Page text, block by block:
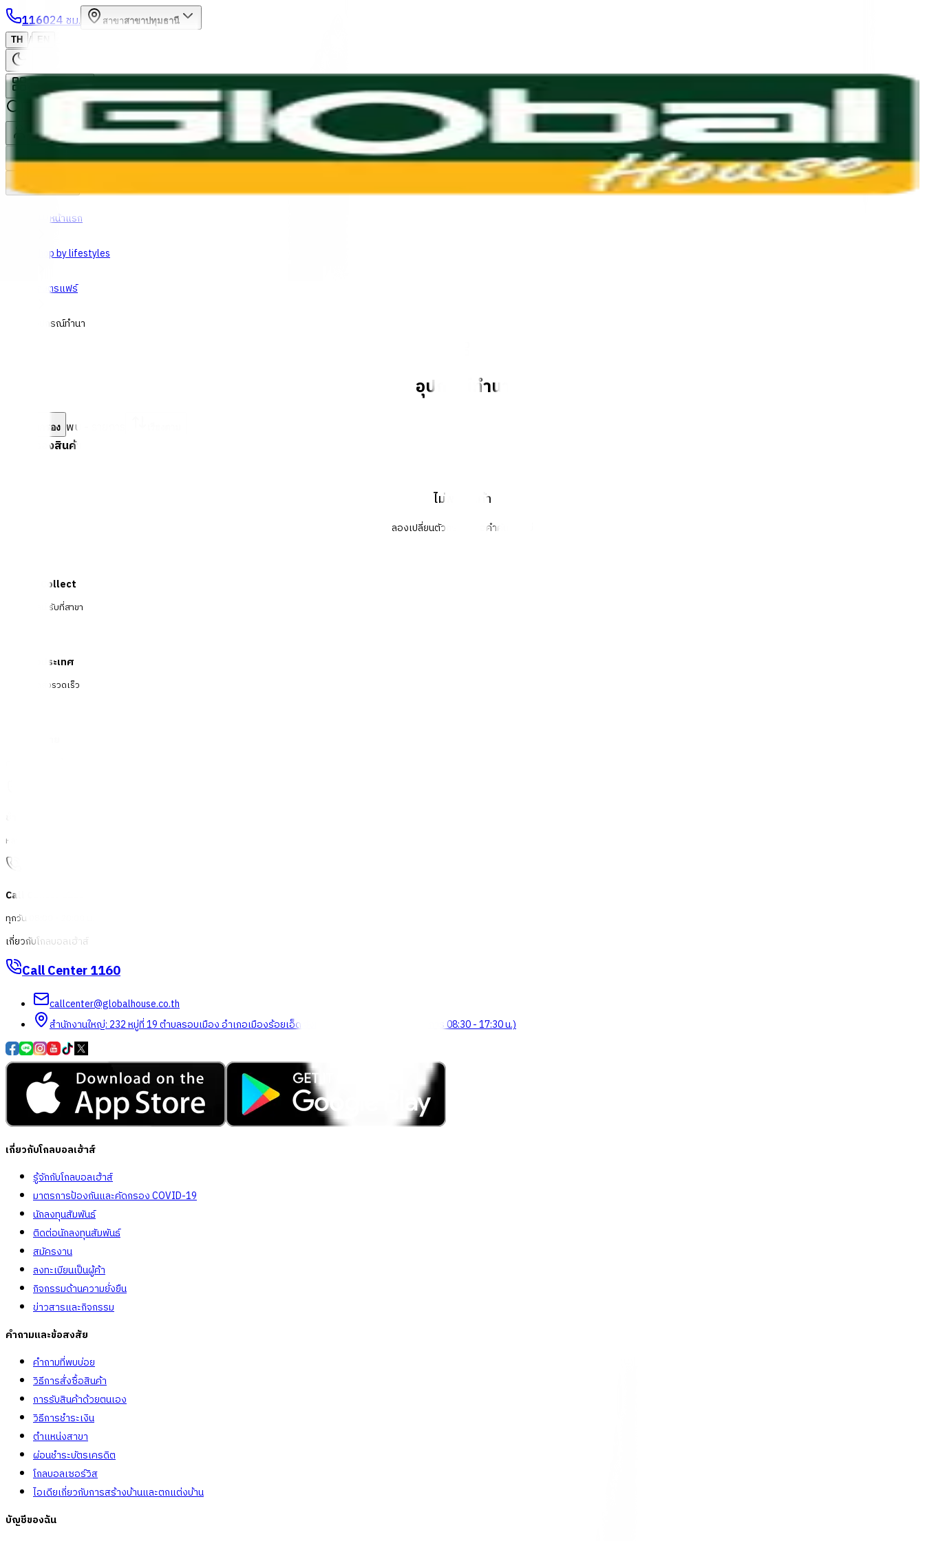
116024 ชม. สาขาสาขาปทุมธานี
TH
/ EN
หมวดหมู่สินค้า
ค้นหา
บัญชีของฉัน
Previous slide
หน้าแรก
Shop by lifestyles
เกษตรแฟร์
อุปกรณ์ทำนา
อุปกรณ์ทำนา
ตัวกรอง พบ
ตัวกรองสินค้า
ไม่พบสินค้า
ลองเปลี่ยนตัวกรองหรือคำค้นหาใหม่
Click & Collect
สั่งออนไลน์ รับที่สาขา
จัดส่งทั่วประเทศ
บริการจัดส่งรวดเร็ว
หลากหลายช่องทาง
Call Center 1160
ทุกวัน 08:00 - 20:00 น.
เกี่ยวกับโกลบอลเฮ้าส์
Call Center1160
callcenter@globalhouse.co.th
สำนักงานใหญ่: 232 หมู่ที่ 19 ตำบลรอบเมือง อำเภอเมืองร้อยเอ็ด จังหวัดร้อยเอ็ด 45000 (เวลาทำการ 08:30 - 17:30 น.)
เกี่ยวกับโกลบอลเฮ้าส์
รู้จักกับโกลบอลเฮ้าส์
มาตรการป้องกันและคัดกรอง COVID-19
นักลงทุนสัมพันธ์
ติดต่อนักลงทุนสัมพันธ์
สมัครงาน
ลงทะเบียนเป็นผู้ค้า
กิจกรรมด้านความยั่งยืน
ข่าวสารและกิจกรรม
คำถามและข้อสงสัย
คำถามที่พบบ่อย
วิธีการสั่งซื้อสินค้า
การรับสินค้าด้วยตนเอง
วิธีการชำระเงิน
ตำแหน่งสาขา
ผ่อนชำระบัตรเครดิต
โกลบอลเซอร์วิส
ไอเดียเกี่ยวกับการสร้างบ้านและตกแต่งบ้าน
บัญชีของฉัน